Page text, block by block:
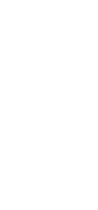
Перейти к